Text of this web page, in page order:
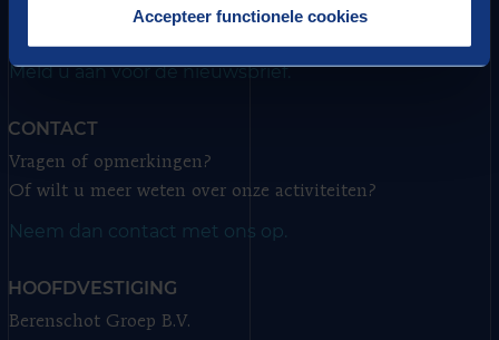
Accepteer functionele cookies
Meld u aan voor de nieuwsbrief.
CONTACT
Vragen of opmerkingen?
Of wilt u meer weten over onze activiteiten?
Neem dan contact met ons op.
HOOFDVESTIGING
Berenschot Groep B.V.